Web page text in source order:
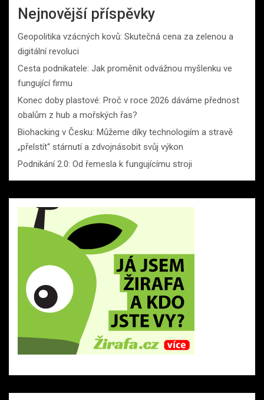
Nejnovější příspěvky
Geopolitika vzácných kovů: Skutečná cena za zelenou a
digitální revoluci
Cesta podnikatele: Jak proměnit odvážnou myšlenku ve
fungující firmu
Konec doby plastové: Proč v roce 2026 dáváme přednost
obalům z hub a mořských řas?
Biohacking v Česku: Můžeme díky technologiím a stravě
„přelstít“ stárnutí a zdvojnásobit svůj výkon
Podnikání 2.0: Od řemesla k fungujícímu stroji